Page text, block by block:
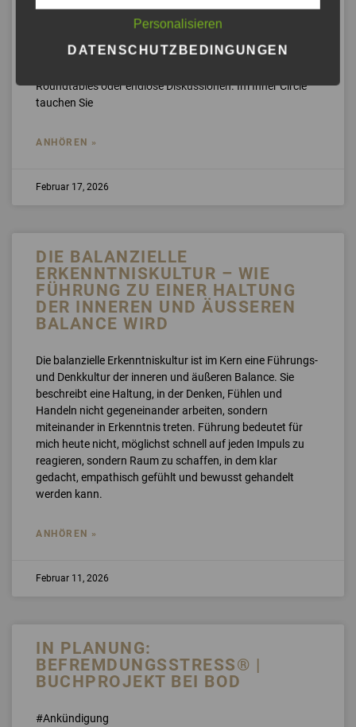
| INNER CIRCLE | HAMBURG
Boxenstopp statt Burnout: 2,5 h Ein exklusiver Salon für
Roundtables oder endlose Diskussionen. Im Inner Circle
tauchen Sie
ANHÖREN »
Februar 17, 2026
DIE BALANZIELLE
ERKENNTNISKULTUR – WIE
FÜHRUNG ZU EINER HALTUNG
DER INNEREN UND ÄUSSEREN B
ALANCE WIRD
Die balanzielle Erkenntniskultur ist im Kern eine Führungs-
und Denkkultur der inneren und äußeren Balance. Sie
beschreibt eine Haltung, in der Denken, Fühlen und
Handeln nicht gegeneinander arbeiten, sondern
miteinander in Erkenntnis treten. Führung bedeutet für
mich heute nicht, möglichst schnell auf jeden Impuls zu
reagieren, sondern Raum zu schaffen, in dem klar
gedacht, empathisch gefühlt und bewusst gehandelt
werden kann.
ANHÖREN »
Februar 11, 2026
IN PLANUNG:
BEFREMDUNGSSTRESS® |
BUCHPROJEKT BEI BOD
#Ankündigung
Personalisieren
DATENSCHUTZBEDINGUNGEN